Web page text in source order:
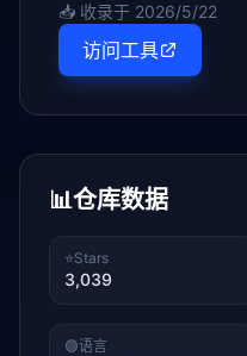
📥 收录于 2026/5/22
访问工具
📊仓库数据
⭐Stars
3,039
🟢语言